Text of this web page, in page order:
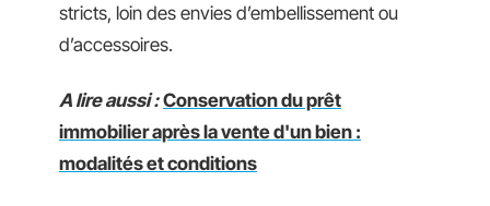
stricts, loin des envies d’embellissement ou
d’accessoires.
A lire aussi : Conservation du prêt
immobilier après la vente d'un bien :
modalités et conditions